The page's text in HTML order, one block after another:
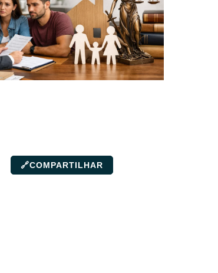
🔗COMPARTILHAR